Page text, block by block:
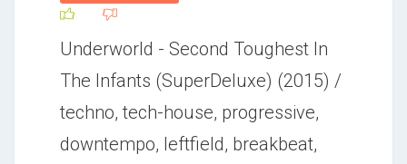
Underworld - Second Toughest In
The Infants (SuperDeluxe) (2015) /
techno, tech-house, progressive,
downtempo, leftfield, breakbeat,